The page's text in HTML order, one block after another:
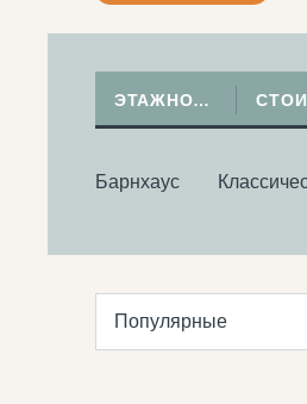
ЭТАЖНОСТЬ
Барнхаус
Популярные